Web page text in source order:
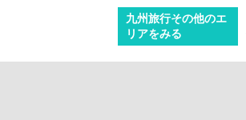
九州旅行その他のエ
リアをみる